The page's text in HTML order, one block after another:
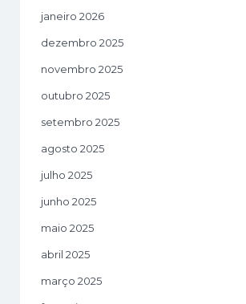
janeiro 2026
dezembro 2025
novembro 2025
outubro 2025
setembro 2025
agosto 2025
julho 2025
junho 2025
maio 2025
abril 2025
março 2025